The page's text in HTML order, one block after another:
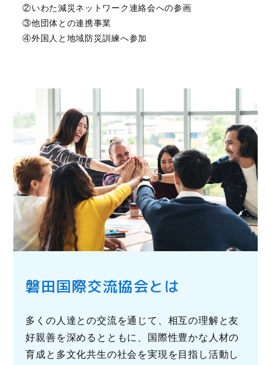
②いわた減災ネットワーク連絡会への参画
③他団体との連携事業
④外国人と地域防災訓練へ参加
磐田国際交流協会とは
多くの人達との交流を通じて、相互の理解と友
好親善を深めるとともに、
国際性豊かな人材の
育成と多文化共生の社会を実現を目指し活動し